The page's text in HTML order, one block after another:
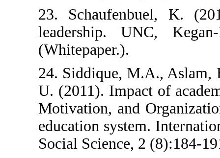
23.
leadership.
(Whitepaper.).
24. Siddique,
U. (2011).
Motivation,
education
Social Science,